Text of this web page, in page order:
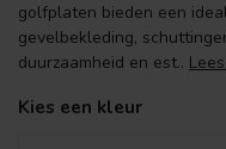
golfplaten bieden een
gevelbekleding,
duurzaamheid en est..
Kies een kleur